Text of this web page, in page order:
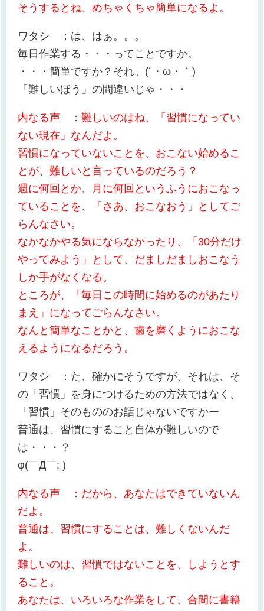
そうするとね、めちゃくちゃ簡単になるよ。
ワタシ ：は、はぁ。。。
毎日作業する・・・ってことですか。
・・・簡単ですか？それ。(´・ω・｀)
「難しいほう」の間違いじゃ・・・
内なる声 ：難しいのはね、「習慣になってい
ない現在」なんだよ。
習慣になっていないことを、おこない始めるこ
とが、難しいと言っているのだろう？
週に何回とか、月に何回というふうにおこなっ
ていることを、「さあ、おこなおう」としてご
らんなさい。
なかなかやる気にならなかったり、「30分だけ
やってみよう」として、だましだましおこなう
しか手がなくなる。
ところが、「毎日この時間に始めるのがあたり
まえ」になってごらんなさい。
なんと簡単なことかと、歯を磨くようにおこな
えるようになるだろう。
ワタシ ：た、確かにそうですが、それは、そ
の「習慣」を身につけるための方法ではなく、
「習慣」そのもののお話じゃないですかー
普通は、習慣にすること自体が難しいので
は・・・？
φ(￣Д￣; )
内なる声 ：だから、あなたはできていないん
だよ。
普通は、習慣にすることは、難しくないんだ
よ。
難しいのは、習慣ではないことを、しようとす
ること。
あなたは、いろいろな作業をして、合間に書籍